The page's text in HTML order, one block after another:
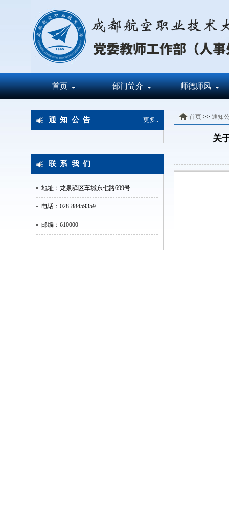
首页 部门简介 师德师风
首页 >> 通知
关
更多..
通知公告
联系我们
地址：龙泉驿区车城东七路699号
电话：028-88459359
邮编：610000